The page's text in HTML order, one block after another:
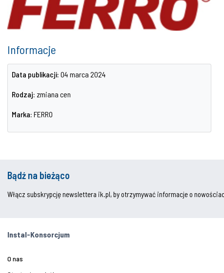
Informacje
Data publikacji: 04 marca 2024
Rodzaj: zmiana cen
Marka: FERRO
Bądź na bieżąco
Włącz subskrypcję newslettera ik.pl, by otrzymywać informacje o
Instal-Konsorcjum
O nas